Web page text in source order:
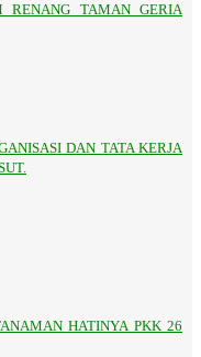
RENANG TAMAN GERIA
DAN TATA KERJA
HATINYA PKK 26